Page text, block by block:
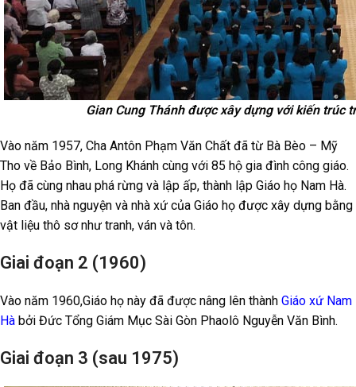
Gian Cung Thánh được xây dựng với kiến trúc
Vào năm 1957, Cha Antôn Phạm Văn Chất đã từ Bà Bèo – Mỹ
Tho về Bảo Bình, Long Khánh cùng với 85 hộ gia đình công giáo.
Họ đã cùng nhau phá rừng và lập ấp, thành lập Giáo họ Nam Hà.
Ban đầu, nhà nguyện và nhà xứ của Giáo họ được xây dựng bằng
vật liệu thô sơ như tranh, ván và tôn.
Giai đoạn 2 (1960)
Vào năm 1960,Giáo họ này đã được nâng lên thành Giáo xứ Nam
Hà bởi Đức Tổng Giám Mục Sài Gòn Phaolô Nguyễn Văn Bình.
Giai đoạn 3 (sau 1975)